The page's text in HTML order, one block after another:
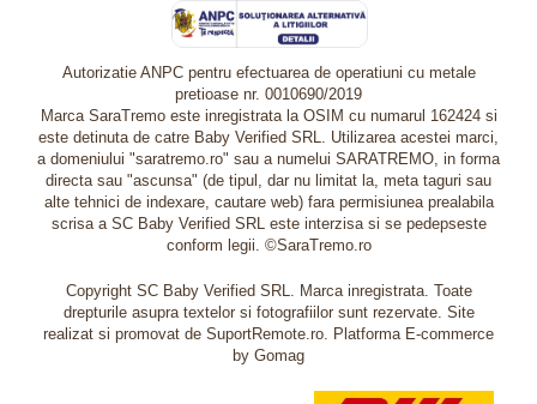
Autorizatie ANPC pentru efectuarea de operatiuni cu metale
pretioase nr. 0010690/2019
Marca SaraTremo este inregistrata la OSIM cu numarul 162424 si
este detinuta de catre Baby Verified SRL. Utilizarea acestei marci,
a domeniului "saratremo.ro" sau a numelui SARATREMO, in forma
directa sau "ascunsa" (de tipul, dar nu limitat la, meta taguri sau
alte tehnici de indexare, cautare web) fara permisiunea prealabila
scrisa a SC Baby Verified SRL este interzisa si se pedepseste
conform legii. ©SaraTremo.ro
Copyright SC Baby Verified SRL. Marca inregistrata. Toate
drepturile asupra textelor si fotografiilor sunt rezervate. Site
realizat si promovat de SuportRemote.ro. Platforma E-commerce
by Gomag